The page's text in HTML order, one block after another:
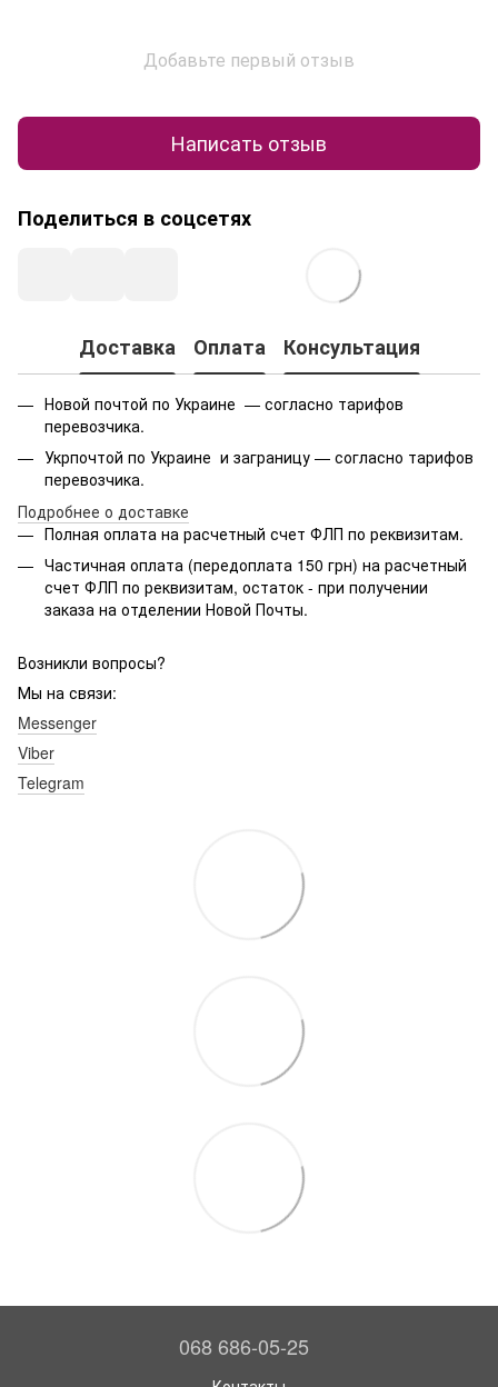
Добавьте первый отзыв
Написать отзыв
Поделиться в соцсетях
Доставка Оплата Консультация
Новой почтой по Украине — согласно тарифов
перевозчика.
Укрпочтой по Украине и заграницу — согласно тарифов
перевозчика.
Подробнее о доставке
Полная оплата на расчетный счет ФЛП по реквизитам.
Частичная оплата (передоплата 150 грн) на расчетный
счет ФЛП по реквизитам, остаток - при получении
заказа на отделении Новой Почты.
Возникли вопросы?
Мы на связи:
Messenger
Viber
Telegram
068 686-05-25